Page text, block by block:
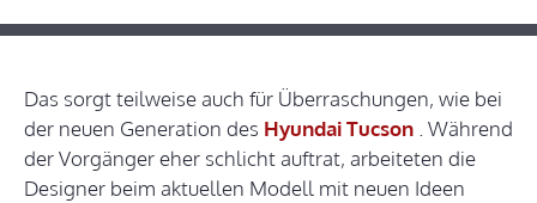
Das sorgt teilweise auch für Überraschungen, wie bei
der neuen Generation des Hyundai Tucson . Während
der Vorgänger eher schlicht auftrat, arbeiteten die
Designer beim aktuellen Modell mit neuen Ideen